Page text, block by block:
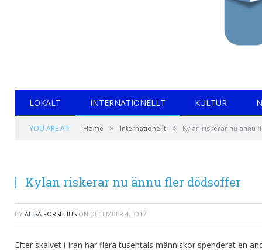
LOKALT INTERNATIONELLT KULTUR
YOU ARE AT: Home » Internationellt » Kylan riskerar nu ännu
Kylan riskerar nu ännu fler dödsoffer
BY ALISA FORSELIUS ON DECEMBER 4, 2017
Efter skalvet i Iran har flera tusentals människor spenderat en